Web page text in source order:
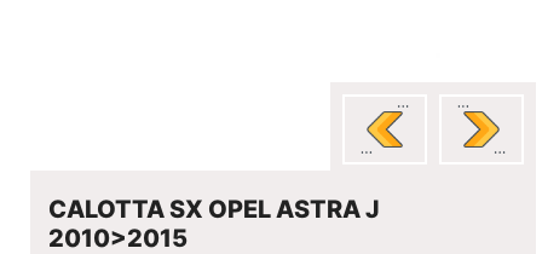
CALOTTA SX OPEL ASTRA J
2010>2015